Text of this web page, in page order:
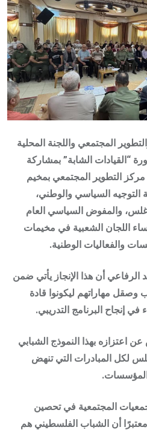
المجتمعي واللجنة المحلية
“القيادات الشابة” بمشاركة
التطوير المجتمعي بمخيم
التوجيه السياسي والوطني،
والمفوض السياسي العام
اللجان الشعبية في مخيمات
والفعاليات الوطنية.
أن هذا الإنجاز يأتي ضمن
وصقل مهاراتهم ليكونوا قادة
إنجاح البرنامج التدريبي.
اعتزازه بهذا النموذج الشبابي
لكل المبادرات التي تنهض
المؤسسات.
المجتمعية في تحصين
أن الشباب الفلسطيني هم